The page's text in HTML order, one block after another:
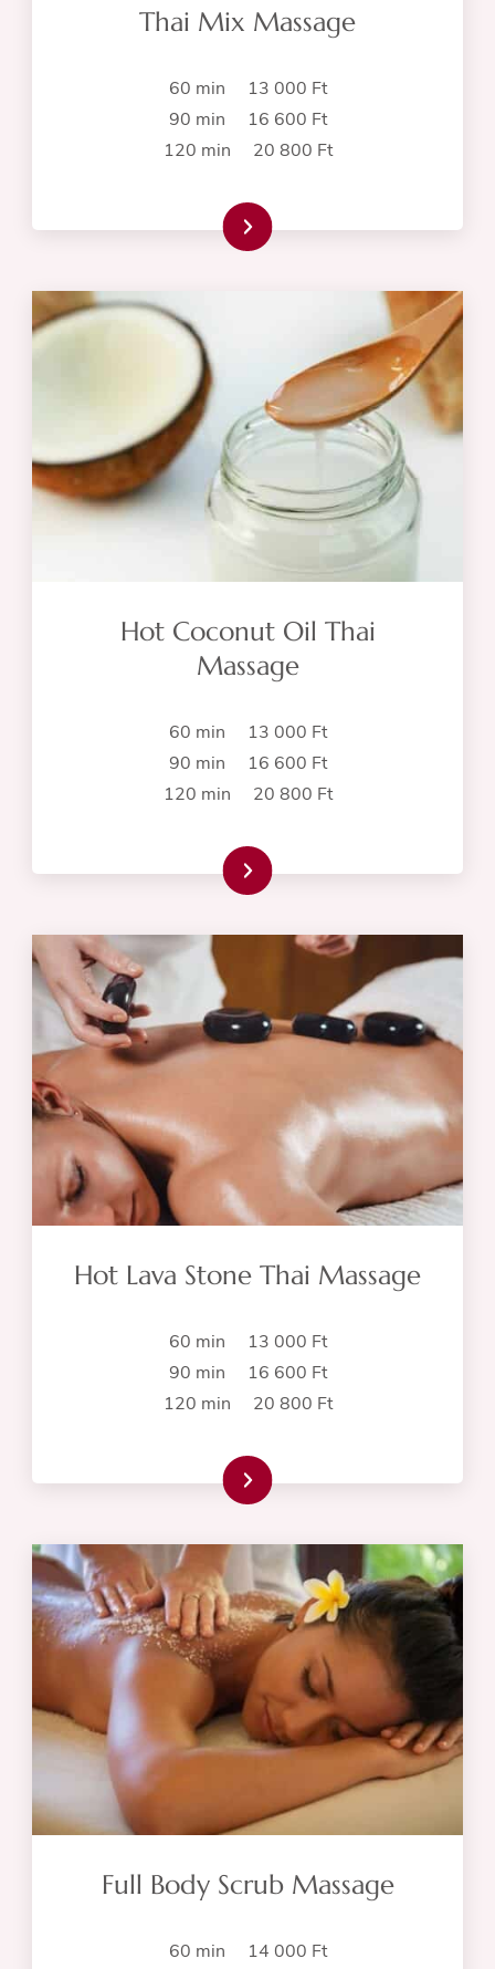
Thai Mix Massage
60 min 13 000 Ft
90 min 16 600 Ft
120 min 20 800 Ft
Read more
Hot Coconut Oil Thai
Massage
60 min 13 000 Ft
90 min 16 600 Ft
120 min 20 800 Ft
Read more
Hot Lava Stone Thai Massage
60 min 13 000 Ft
90 min 16 600 Ft
120 min 20 800 Ft
Read more
Full Body Scrub Massage
60 min 14 000 Ft